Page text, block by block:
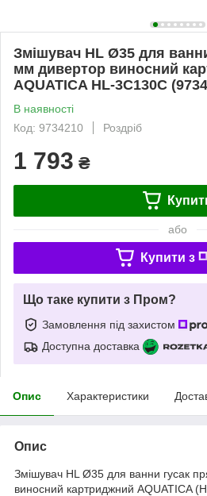
Змішувач HL Ø35 для
мм дивертор виносний
AQUATICA HL-3C130C
В наявності
Код: 9734210
Роздріб
1 793 ₴
або
Купити з
Що таке купити з Пром?
Замовлення під захистом
Доступна доставка
Опис Характеристики
Опис
Змішувач HL Ø35 для ванни гусак
виносний картриджний AQUATICA